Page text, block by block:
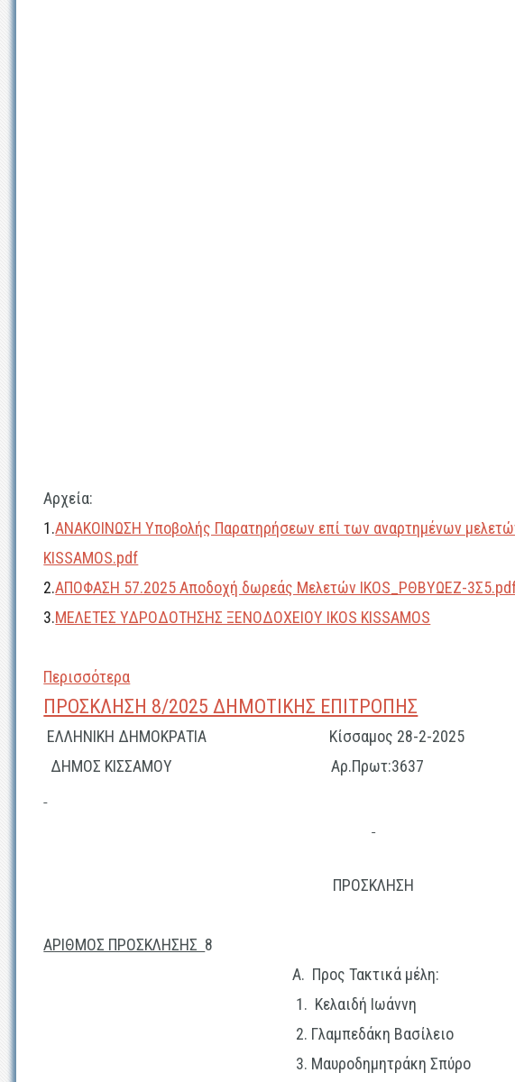
Αρχεία:
1.ΑΝΑΚΟΙΝΩΣΗ Υποβολής Παρατηρήσεων επί των αναρτημένων
KISSAMOS.pdf
2.ΑΠΟΦΑΣΗ 57.2025 Αποδοχή δωρεάς Μελετών IKOS_ΡΘΒΥΩΕΖ-
3.ΜΕΛΕΤΕΣ ΥΔΡΟΔΟΤΗΣΗΣ ΞΕΝΟΔΟΧΕΙΟΥ IKOS KISSAMOS
Περισσότερα
ΠΡΟΣΚΛΗΣΗ 8/2025 ΔΗΜΟΤΙΚΗΣ ΕΠΙΤΡΟΠΗΣ
ΕΛΛΗΝΙΚΗ ΔΗΜΟΚΡΑΤΙΑ Κίσσαμος 28-2-2025
ΔΗΜΟΣ ΚΙΣΣΑΜΟΥΑρ.Πρωτ:3637
ΠΡΟΣΚΛΗΣΗ
ΑΡΙΘΜΟΣ ΠΡΟΣΚΛΗΣΗΣ 8
Α. Προς Τακτικά μέλη:
1. Κελαιδή Ιωάννη
2. Γλαμπεδάκη
3. Μαυροδημητράκη Σπύρο